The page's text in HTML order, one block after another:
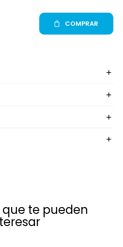
COMPRAR
te pueden